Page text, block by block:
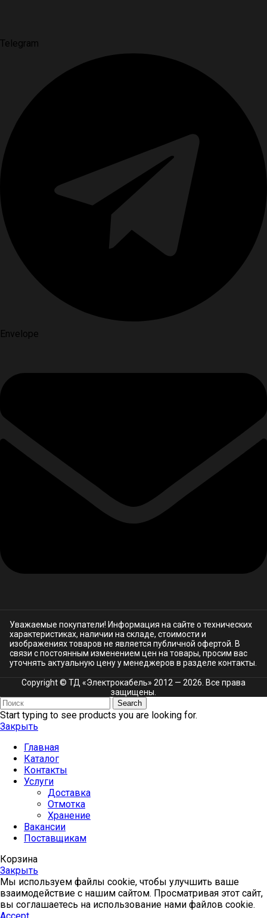
Telegram
Envelope
Уважаемые покупатели! Информация на сайте о технических
характеристиках, наличии на складе, стоимости и
изображениях товаров не является публичной офертой. В
связи с постоянным изменением цен на товары, просим вас
уточнять актуальную цену у менеджеров в разделе контакты.
Copyright © ТД «Электрокабель»​ 2012 — 2026. Все права
защищены.
Search
Start typing to see products you are looking for.
Закрыть
Главная
Каталог
Контакты
Услуги
Доставка
Отмотка
Хранение
Вакансии
Поставщикам
Корзина
Закрыть
Мы используем файлы cookie, чтобы улучшить ваше
взаимодействие с нашим сайтом. Просматривая этот сайт,
вы соглашаетесь на использование нами файлов cookie.
Accept